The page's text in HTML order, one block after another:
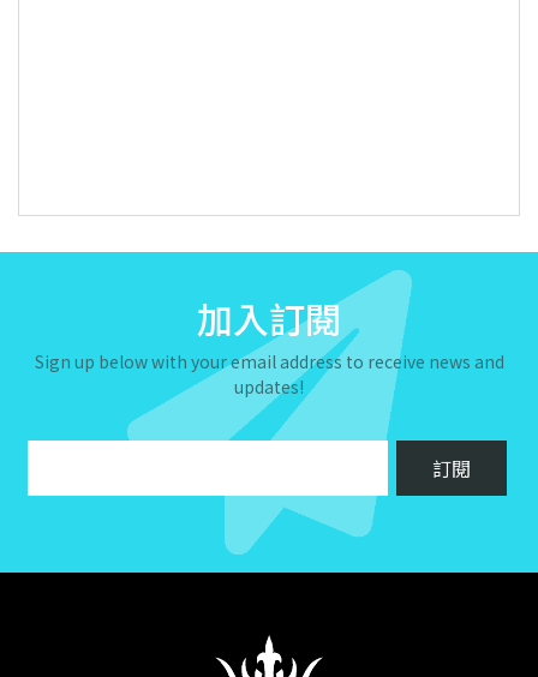
加入訂閱
Sign up below with your email address to receive news and
updates!